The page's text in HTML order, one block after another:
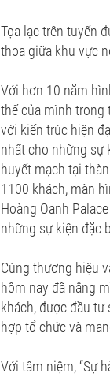
Tọa lạc trên tuyến
thoa giữa khu vực
Với hơn 10 năm
thế của mình trong
với kiến trúc hiện
nhất cho những sự
huyết mạch tại
1100 khách, màn
Hoàng Oanh
những sự kiện đặc
Cùng thương hiệu
hôm nay đã nâng
khách, được đầu
hợp tổ chức và
Với tâm niệm, “Sự